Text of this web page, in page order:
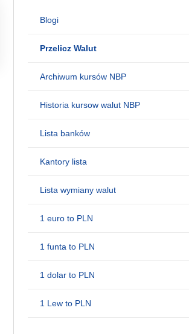
Blogi
Przelicz Walut
Archiwum kursów NBP
Historia kursow walut NBP
Lista banków
Kantory lista
Lista wymiany walut
1 euro to PLN
1 funta to PLN
1 dolar to PLN
1 Lew to PLN